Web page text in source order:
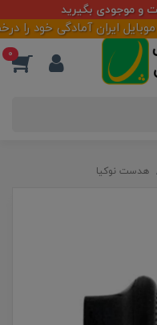
و موجودی بگیرید
ایران آمادگی خود را
0
هدست نوکیا